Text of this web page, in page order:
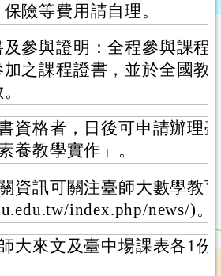
險等費用請自理。
及參與證明：全程參與課程
加之課程證書，並於全國教
資格者，日後可申請辦理
養教學實作」。
資訊可關注臺師大數學教
index.php/news/)。
大來文及臺中場課表各1份